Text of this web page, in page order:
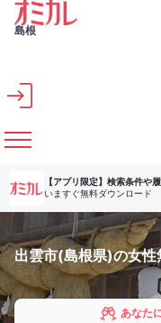
メインコンテンツへスキップ
島根
【アプリ限定】 検索条件や
いますぐ無料ダウンロード
出雲市(島根県)の女性
あなた